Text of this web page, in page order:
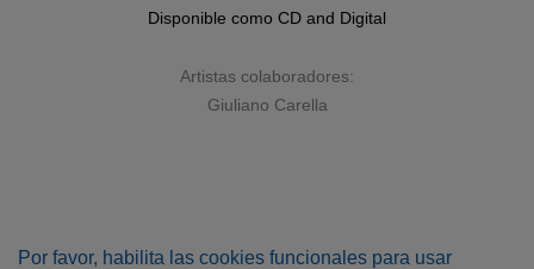
Disponible como CD and Digital
Artistas colaboradores:
Giuliano Carella
Por favor, habilita las cookies funcionales para usar